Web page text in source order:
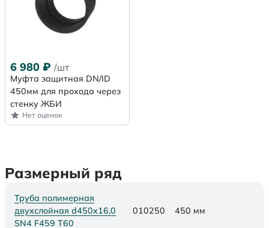
6 980 ₽ /шт
Муфта защитная DN/ID
450мм для прохода через
стенку ЖБИ
Нет оценок
Размерный ряд
Труба полимерная
двухслойная d450х16,0
SN4 F459 Т60
010250 450 мм